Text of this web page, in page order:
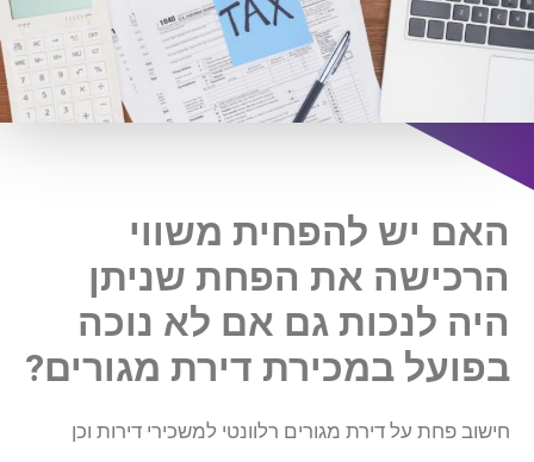
האם יש להפחית משווי
הרכישה את הפחת שניתן
היה לנכות גם אם לא נוכה
בפועל במכירת דירת מגורים?
חישוב פחת על דירת מגורים רלוונטי למשכירי דירות וכן